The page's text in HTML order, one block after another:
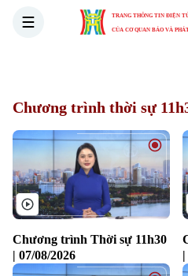
TRANG THÔNG TIN ĐIỆN
CỦA CƠ QUAN BÁO VÀ
Chương trình thời sự
Chương trình Thời sự 11h30
| 07/08/2026